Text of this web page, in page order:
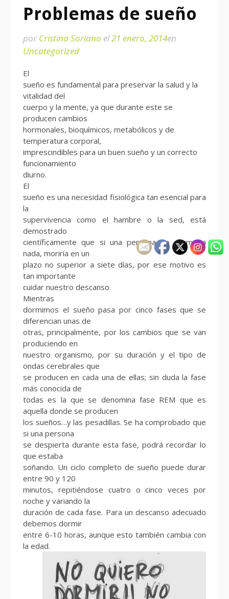
Problemas de sueño
por Cristina Soriano el21 enero, 2014en
Uncategorized
El
sueño es fundamental para preservar la salud y la
vitalidad del
cuerpo y la mente, ya que durante este se
producen cambios
hormonales, bioquímicos, metabólicos y de
temperatura corporal,
imprescindibles para un buen sueño y un correcto
funcionamiento
diurno.
El
sueño es una necesidad fisiológica tan esencial para
la
supervivencia como el hambre o la sed, está
demostrado
científicamente que si una persona no durmiera
nada, moriría en un
plazo no superior a siete días, por ese motivo es
tan importante
cuidar nuestro descanso.
Mientras
dormimos el sueño pasa por cinco fases que se
diferencian unas de
otras, principalmente, por los cambios que se van
produciendo en
nuestro organismo, por su duración y el tipo de
ondas cerebrales que
se producen en cada una de ellas; sin duda la fase
más conocida de
todas es la que se denomina fase REM que es
aquella donde se producen
los sueños…y las pesadillas. Se ha comprobado que
si una persona
se despierta durante esta fase, podrá recordar lo
que estaba
soñando. Un ciclo completo de sueño puede durar
entre 90 y 120
minutos, repitiéndose cuatro o cinco veces por
noche y variando la
duración de cada fase. Para un descanso adecuado
debemos dormir
entre 6-10 horas, aunque esto también cambia con
la edad.